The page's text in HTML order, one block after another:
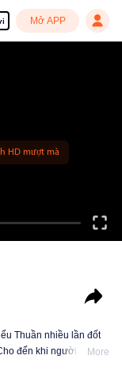
Mở APP
Thuần nhiều lần đốt
đến khi người dẫnMore